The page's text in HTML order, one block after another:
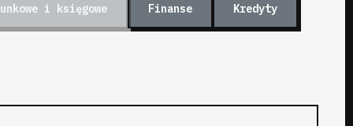
i księgowe Finanse Kredyty